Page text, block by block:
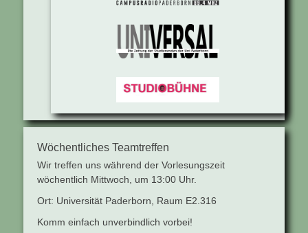
Wöchentliches Teamtreffen
Wir treffen uns während der Vorlesungszeit
wöchentlich Mittwoch, um 13:00 Uhr.
Ort: Universität Paderborn, Raum E2.316
Komm einfach unverbindlich vorbei!